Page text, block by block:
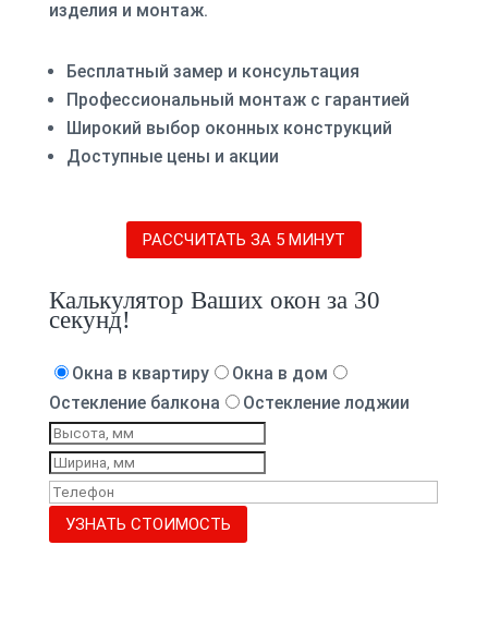
изделия и монтаж.
Бесплатный замер и консультация
Профессиональный монтаж с гарантией
Широкий выбор оконных конструкций
Доступные цены и акции
РАССЧИТАТЬ ЗА 5 МИНУТ
Калькулятор Ваших окон за 30
секунд!
Окна в квартиру
Окна в дом
Остекление балкона
Остекление лоджии
УЗНАТЬ СТОИМОСТЬ